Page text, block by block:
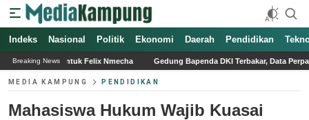
Indeks Nasional Politik Ekonomi Daerah Pendidikan
Breaking News
Nmecha Gedung Bapenda DKI Terbakar, Data Perpajakan dan Aset DKI
MEDIA KAMPUNG PENDIDIKAN
Mahasiswa Hukum Wajib Kuasai